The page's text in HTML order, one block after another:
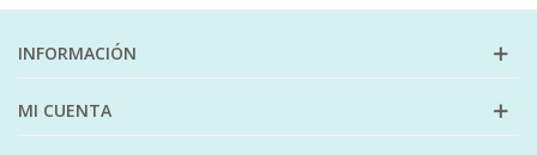
INFORMACIÓN
MI CUENTA